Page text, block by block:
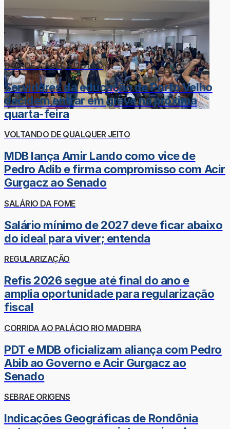
DOR-DE-CABEÇA DO LÉO
Servidores da educação de Porto Velho
decidem entrar em greve na próxima
quarta-feira
VOLTANDO DE QUALQUER JEITO
MDB lança Amir Lando como vice de
Pedro Adib e firma compromisso com Acir
Gurgacz ao Senado
SALÁRIO DA FOME
Salário mínimo de 2027 deve ficar abaixo
do ideal para viver; entenda
REGULARIZAÇÃO
Refis 2026 segue até final do ano e
amplia oportunidade para regularização
fiscal
CORRIDA AO PALÁCIO RIO MADEIRA
PDT e MDB oficializam aliança com Pedro
Abib ao Governo e Acir Gurgacz ao
Senado
SEBRAE ORIGENS
Indicações Geográficas de Rondônia